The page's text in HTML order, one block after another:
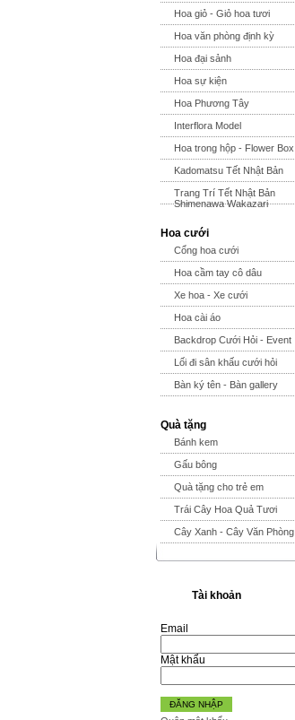
Hoa giỏ - Giỏ hoa tươi
Hoa văn phòng định kỳ
Hoa đại sảnh
Hoa sự kiện
Hoa Phương Tây
Interflora Model
Hoa trong hộp - Flower Box
Kadomatsu Tết Nhật Bản
Trang Trí Tết Nhật Bản
Shimenawa Wakazari
Hoa cưới
Cổng hoa cưới
Hoa cầm tay cô dâu
Xe hoa - Xe cưới
Hoa cài áo
Backdrop Cưới Hỏi - Event
Lối đi sân khấu cưới hỏi
Bàn ký tên - Bàn gallery
Quà tặng
Bánh kem
Gấu bông
Quà tặng cho trẻ em
Trái Cây Hoa Quả Tươi
Cây Xanh - Cây Văn Phòng
Tài khoản
Email
Mật khẩu
ĐĂNG NHẬP